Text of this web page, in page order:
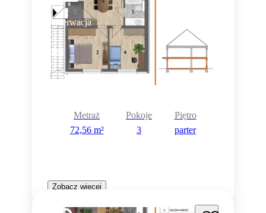
Rezerwacja
Metraż
72,56 m²
Pokoje
3
Piętro
parter
Zobacz więcej